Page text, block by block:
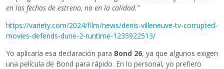
en las fechas de estreno, no en la calidad.”
https://variety.com/2024/film/news/denis-villeneuve-tv-corrupted-
movies-defends-dune-2-runtime-1235922513/
Yo aplicaría esa declaración para Bond 26, ya que algunos exigen
una película de Bond para rápido. En lo personal, yo prefiero